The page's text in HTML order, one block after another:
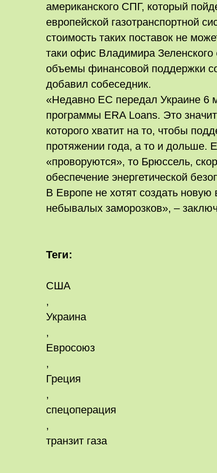
американского СПГ, который
европейской газотранспортной
стоимость таких поставок не
таки офис Владимира Зеленского
объемы финансовой поддержки
добавил собеседник.
«Недавно ЕС передал Украине 6
программы ERA Loans. Это
которого хватит на то, чтобы
протяжении года, а то и дольше.
«проворуются», то Брюссель,
обеспечение энергетической
В Европе не хотят создать новую
небывалых заморозков», –
Теги:
США
,
Украина
,
Евросоюз
,
Греция
,
спецоперация
,
транзит газа